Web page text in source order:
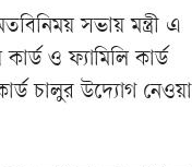
সভায় মন্ত্রী এ
ও ফ্যামিলি কার্ড
চালুর উদ্যোগ নেওয়া